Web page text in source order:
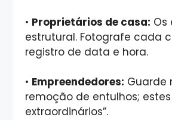
• Proprietários de casa: Os
estrutural. Fotografe cada
registro de data e hora.
• Empreendedores: Guarde
remoção de entulhos;
extraordinários”.